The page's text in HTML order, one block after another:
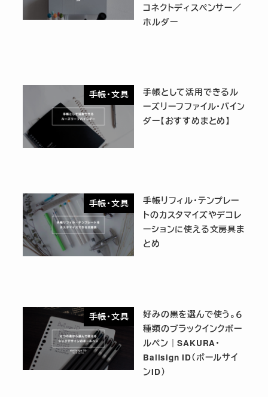
コネクトディスペンサー／
ホルダー
手帳・文具
手帳として活用できるル
ーズリーフファイル・バイン
ダー【おすすめまとめ】
手帳・文具
手帳リフィル・テンプレー
トのカスタマイズやデコレ
ーションに使える文房具ま
とめ
手帳・文具
好みの黒を選んで使う。６
種類のブラックインクボー
ルペン｜SAKURA・
Ballsign ID（ボールサイ
ンID）